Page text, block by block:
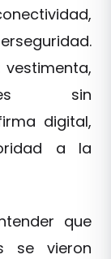
sin
digital,
a la
que
se vieron